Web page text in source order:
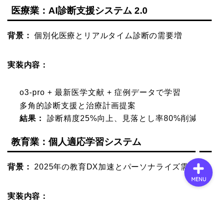
医療業：AI診断支援システム 2.0
背景： 個別化医療とリアルタイム診断の需要増
実装内容：
o3-pro + 最新医学文献 + 症例データで学習
多角的診断支援と治療計画提案
結果：
診断精度25%向上、見落とし率80%削減
教育業：個人適応学習システム
背景： 2025年の教育DX加速とパーソナライズ需要
実装内容：
MENU
会社概要
採用情報
お問い合わせ